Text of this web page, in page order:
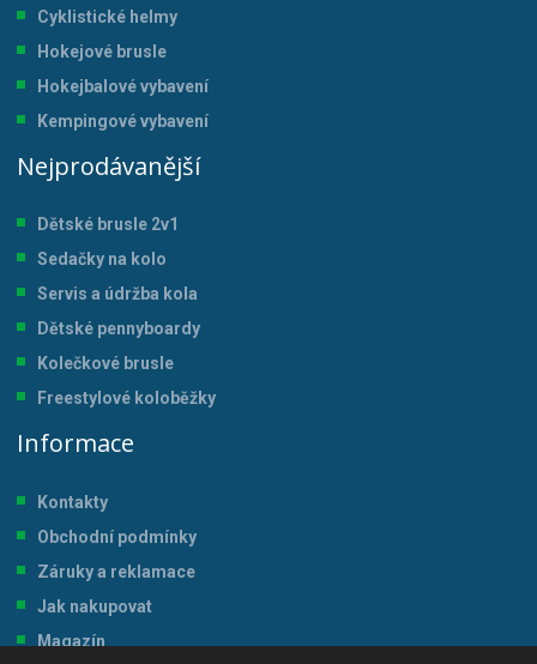
Cyklistické helmy
Hokejové brusle
Hokejbalové vybavení
Kempingové vybavení
Nejprodávanější
Dětské brusle 2v1
Sedačky na kolo
Servis a údržba kola
Dětské pennyboardy
Kolečkové brusle
Freestylové koloběžky
Informace
Kontakty
Obchodní podmínky
Záruky a reklamace
Jak nakupovat
Magazín